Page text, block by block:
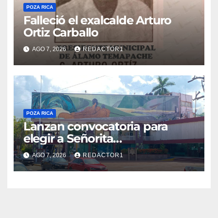
POZA RICA
Falleció el exalcalde Arturo
Ortiz Carballo
AGO 7, 2026 REDACTOR1
POZA RICA
Lanzan convocatoria para
elegir a Señorita
Independencia, Patria y
Libertad 2026
AGO 7, 2026 REDACTOR1